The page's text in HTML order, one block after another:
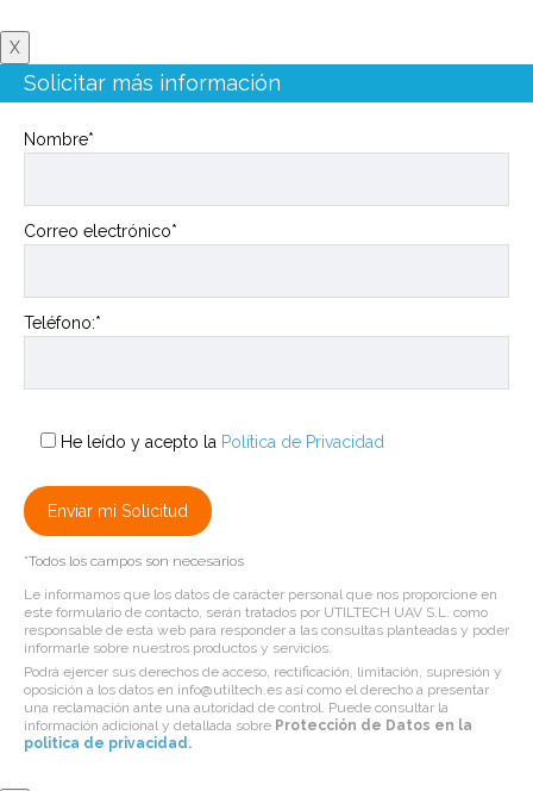
X
Solicitar más información
Nombre*
Correo electrónico*
Teléfono:*
He leído y acepto la Política de Privacidad
*Todos los campos son necesarios
Le informamos que los datos de carácter personal que nos proporcione en
este formulario de contacto, serán tratados por UTILTECH UAV S.L. como
responsable de esta web para responder a las consultas planteadas y poder
informarle sobre nuestros productos y servicios.
Podrá ejercer sus derechos de acceso, rectificación, limitación, supresión y
oposición a los datos en info@utiltech.es así como el derecho a presentar
una reclamación ante una autoridad de control. Puede consultar la
información adicional y detallada sobre Protección de Datos en la
politica de privacidad.